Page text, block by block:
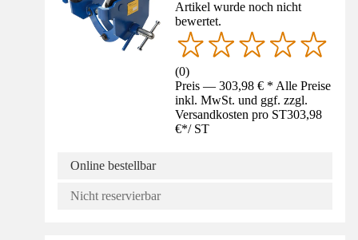
Artikel wurde noch nicht
bewertet.
(0)
Preis — 303,98 € * Alle Preise
inkl. MwSt. und ggf. zzgl.
Versandkosten pro ST303,98
€*/ ST
Online bestellbar
Nicht reservierbar